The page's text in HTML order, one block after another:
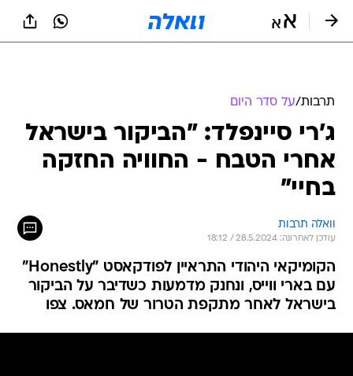
תרבות/על סדר היום
ג'רי סיינפלד: "הביקור בישראל
אחרי הטבח - החוויה החזקה
בחיי"
וואלה תרבות
עודכן לאחרונה: 28.5.2024 / 18:12
הקומיקאי היהודי התראיין לפודקאסט "Honestly"
עם בארי ווייס, ונחנק מדמעות כשדיבר על הביקור
בישראל לאחר מתקפת הטרור של חמאס. צפו